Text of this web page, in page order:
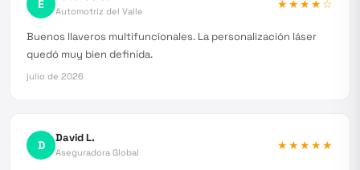
E
Automotriz del Valle
★★★★☆
Buenos llaveros multifuncionales. La personalización láser
quedó muy bien definida.
julio de 2026
D David L.
Aseguradora Global
★★★★★